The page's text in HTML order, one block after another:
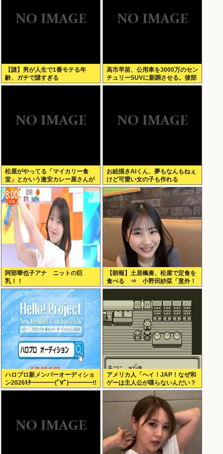
【謎】男が人生で1番モテる年
齢、ガチで謎すぎる
高市早苗、公用車を3000万のセン
チュリーSUVに新調させる。後部
ガラスは車中喫煙を撮らせないた
松屋がやってる「マイカリー食
堂」とかいう激安カレー屋さんが
こちらwww
お絵描きAIくん、夢もなんもねぇ
けど可愛い女の子も作れる
阿部華也子アナ ニットの巨
乳！！
【朗報】土居楓奏、松屋で定食を
食べる ⇒ 小野田紗栞「意外！
親近感持った」
ハロプロ新メンバーオーディショ
ン2026ｷﾀ━━━━(ﾟ∀ﾟ)━━━━!!
アメリカ人「ヘイ！JAP！なぜ和
ゲーは主人公が喋らないんだい？
異様だよ？」